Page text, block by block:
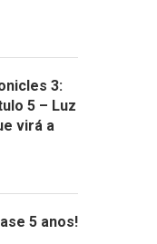
3:
5 – Luz
virá a
5 anos!